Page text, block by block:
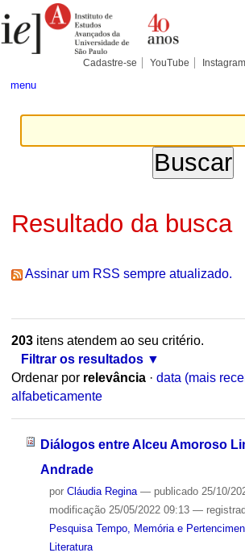
para
conteúdo.
Pessoais
Cadastre-se YouTube Instagram
menu
Resultado da busca
Assinar um RSS sempre atualizado.
203itens atendem ao seu critério.
Filtrar os resultados
Ordenar por relevância · data (mais
alfabeticamente
Diálogos entre Alceu Amoroso
Andrade
por Cláudia Regina — publicado25/10/
modificação25/05/2022 09:13 —
Pesquisa Tempo, Memória e
Literatura